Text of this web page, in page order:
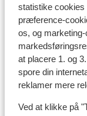
statistike cookies
præference-
os, og
at placere 1. og
spore din
reklamer mere
Ved at klikke på
Liftkort/
Liftkort